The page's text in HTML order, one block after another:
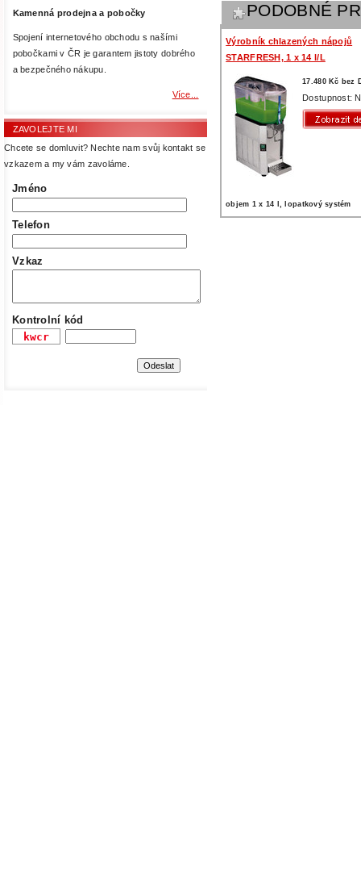
Kamenná prodejna a pobočky
Spojení internetového obchodu s našími
pobočkami v ČR je garantem jistoty dobrého
a bezpečného nákupu.
Více...
ZAVOLEJTE MI
Chcete se domluvit? Nechte nam svůj kontakt se
vzkazem a my vám zavoláme.
Jméno
Telefon
Vzkaz
Kontrolní kód
PODOBNÉ
Výrobník chlazených nápojů
STARFRESH, 1 x 14 l/L
17.480 Kč bez
Dostupnost:
objem 1 x 14 l, lopatkový systém